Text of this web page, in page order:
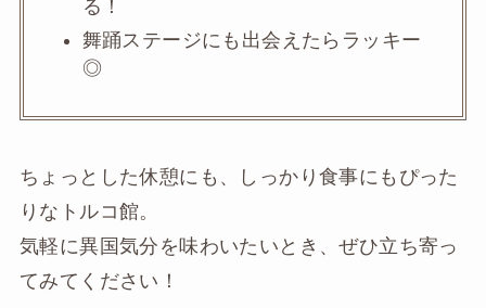
る！
舞踊ステージにも出会えたらラッキー
◎
ちょっとした休憩にも、しっかり食事にもぴった
りなトルコ館。
気軽に異国気分を味わいたいとき、ぜひ立ち寄っ
てみてください！